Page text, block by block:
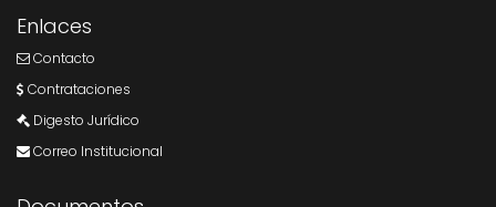
Enlaces
Contacto
Contrataciones
Digesto Jurídico
Correo Institucional